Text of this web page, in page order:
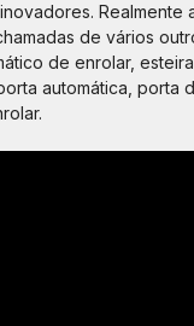
Realmente
de vários
de enrolar,
automática, porta